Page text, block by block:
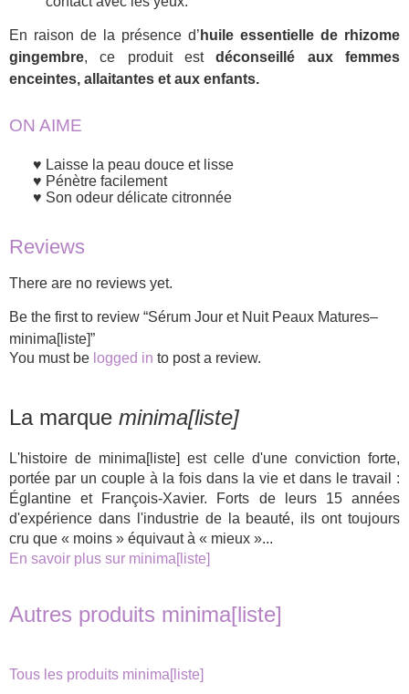
En raison de la présence d’ huile essentielle de rhizome
gingembre, ce produit estdéconseillé aux femmes
enceintes, allaitantes et aux enfants.
ON AIME
Laisse la peau douce et lisse
Pénètre facilement
Son odeur délicate citronnée
Reviews
There are no reviews yet.
Be the first to review “Sérum Jour et Nuit Peaux Matures–
minima[liste]”
You must be logged in to post a review.
La marque minima[liste]
L'histoire de minima[liste] est celle d'une conviction forte,
portée par un couple à la fois dans la vie et dans le travail :
Églantine et François-Xavier. Forts de leurs 15 années
d'expérience dans l'industrie de la beauté, ils ont toujours
cru que « moins » équivaut à « mieux »...
En savoir plus sur minima[liste]
Autres produits minima[liste]
Tous les produits minima[liste]